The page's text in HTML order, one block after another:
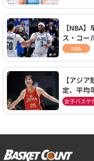
【NBA
ス・コー
ーズに1年
NBA
【アジ
定、平均
本開催の
女子バスケ